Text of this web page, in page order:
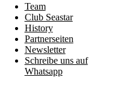
Team
Club Seastar
History
Partnerseiten
Newsletter
Schreibe uns auf
Whatsapp